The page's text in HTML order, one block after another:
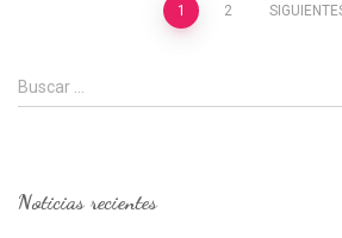
de
1 2
B
u
r
Buscar …
Noticias recientes